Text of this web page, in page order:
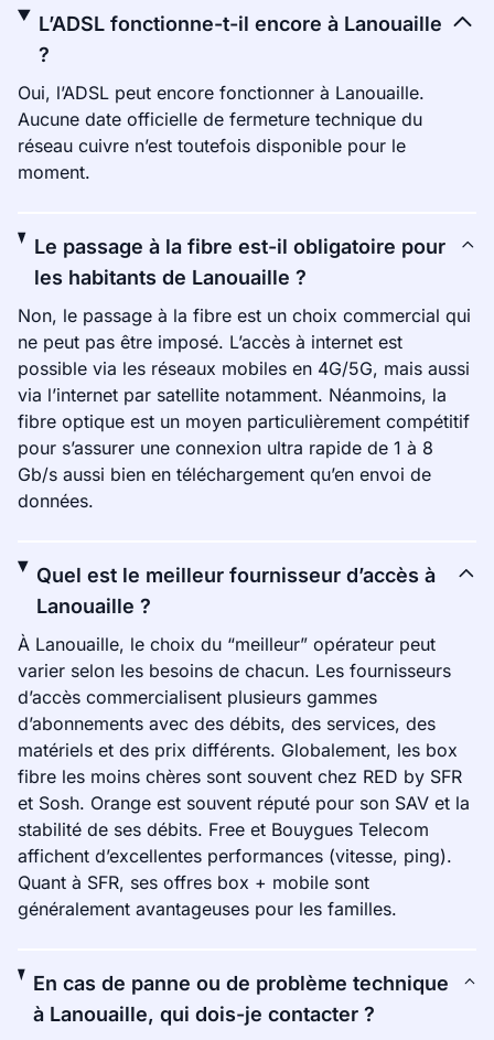
L’ADSL fonctionne-t-il encore à Lanouaille
?
Oui, l’ADSL peut encore fonctionner à Lanouaille.
Aucune date officielle de fermeture technique du
réseau cuivre n’est toutefois disponible pour le
moment.
Le passage à la fibre est-il obligatoire pour
les habitants de Lanouaille ?
Non, le passage à la fibre est un choix commercial qui
ne peut pas être imposé. L’accès à internet est
possible via les réseaux mobiles en 4G/5G, mais aussi
via l’internet par satellite notamment. Néanmoins, la
fibre optique est un moyen particulièrement compétitif
pour s’assurer une connexion ultra rapide de 1 à 8
Gb/s aussi bien en téléchargement qu’en envoi de
données.
Quel est le meilleur fournisseur d’accès à
Lanouaille ?
À Lanouaille, le choix du “meilleur” opérateur peut
varier selon les besoins de chacun. Les fournisseurs
d’accès commercialisent plusieurs gammes
d’abonnements avec des débits, des services, des
matériels et des prix différents. Globalement, les box
fibre les moins chères sont souvent chez RED by SFR
et Sosh. Orange est souvent réputé pour son SAV et la
stabilité de ses débits. Free et Bouygues Telecom
affichent d’excellentes performances (vitesse, ping).
Quant à SFR, ses offres box + mobile sont
généralement avantageuses pour les familles.
En cas de panne ou de problème technique
à Lanouaille, qui dois-je contacter ?